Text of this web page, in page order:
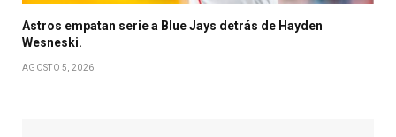
Astros empatan serie a Blue Jays detrás de Hayden
Wesneski.
AGOSTO 5, 2026